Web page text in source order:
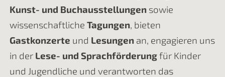
Kunst- und Buchausstellungensowie
wissenschaftliche Tagungen, bieten
Gastkonzerte und Lesungen an, engagieren uns
in der Lese- und Sprachförderungfür Kinder
und Jugendliche und verantworten das